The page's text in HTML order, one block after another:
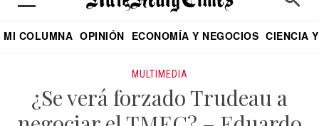
MI COLUMNA OPINIÓN ECONOMÍA Y NEGOCIOS CIENCIA
MULTIMEDIA
¿Se verá forzado Trudeau a